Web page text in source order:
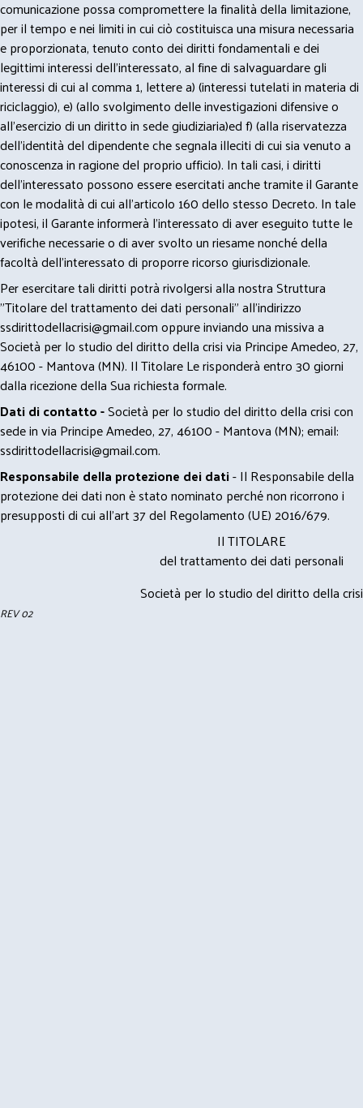
comunicazione possa compromettere la finalità della limitazione,
per il tempo e nei limiti in cui ciò costituisca una misura necessaria
e proporzionata, tenuto conto dei diritti fondamentali e dei
legittimi interessi dell’interessato, al fine di salvaguardare gli
interessi di cui al comma 1, lettere a) (interessi tutelati in materia di
riciclaggio), e) (allo svolgimento delle investigazioni difensive o
all’esercizio di un diritto in sede giudiziaria)ed f) (alla riservatezza
dell’identità del dipendente che segnala illeciti di cui sia venuto a
conoscenza in ragione del proprio ufficio). In tali casi, i diritti
dell’interessato possono essere esercitati anche tramite il Garante
con le modalità di cui all’articolo 160 dello stesso Decreto. In tale
ipotesi, il Garante informerà l’interessato di aver eseguito tutte le
verifiche necessarie o di aver svolto un riesame nonché della
facoltà dell’interessato di proporre ricorso giurisdizionale.
Per esercitare tali diritti potrà rivolgersi alla nostra Struttura
"Titolare del trattamento dei dati personali" all'indirizzo
ssdirittodellacrisi@gmail.comoppure inviando una missiva a
Società per lo studio del diritto della crisi via Principe Amedeo, 27,
46100 - Mantova (MN). Il Titolare Le risponderà entro 30 giorni
dalla ricezione della Sua richiesta formale.
Dati di contatto -Società per lo studio del diritto della crisi con
sede in via Principe Amedeo, 27, 46100 - Mantova (MN); email:
ssdirittodellacrisi@gmail.com.
Responsabile della protezione dei dati- Il Responsabile della
protezione dei dati non è stato nominato perché non ricorrono i
presupposti di cui all’art 37 del Regolamento (UE) 2016/679.
Il TITOLARE
del trattamento dei dati personali
Società per lo studio del diritto della crisi
REV 02